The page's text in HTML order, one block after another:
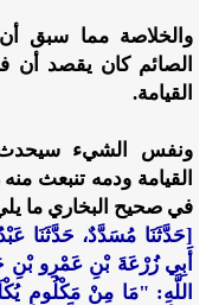
والخلاصة مما سبق
الصائم كان يقصد أن
القيامة.
ونفس الشيء سيحدث
القيامة ودمه تنبعث
في صحيح البخاري ما
[حَدَّثَنَا مُسَدَّدٌ، حَدَّثَنَا
أَبِي زُرْعَةَ بْنِ عَمْرِو بْنِ
اللَّهِ: "مَا مِنْ مَكْلُومٍ